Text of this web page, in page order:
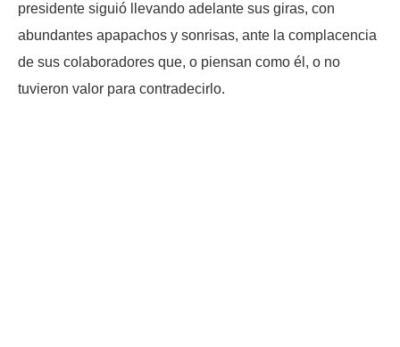
presidente siguió llevando adelante sus giras, con
abundantes apapachos y sonrisas, ante la complacencia
de sus colaboradores que, o piensan como él, o no
tuvieron valor para contradecirlo.